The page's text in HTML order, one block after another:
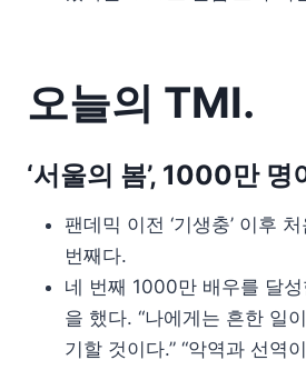
오늘의 TMI.
‘서울의 봄’, 1000만 명
팬데믹 이전 ‘기생충’ 이후
번째다.
네 번째 1000만 배우를 달
을 했다. “나에게는 흔한 일
기할 것이다.” “악역과 선역